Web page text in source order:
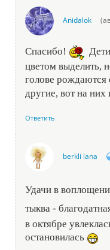
Anidalok
Спасибо!
цветом выделить,
голове рождаются
другие, вот на
Ответить
berkli lana
Удачи в
тыква -
в октябре
остановилась